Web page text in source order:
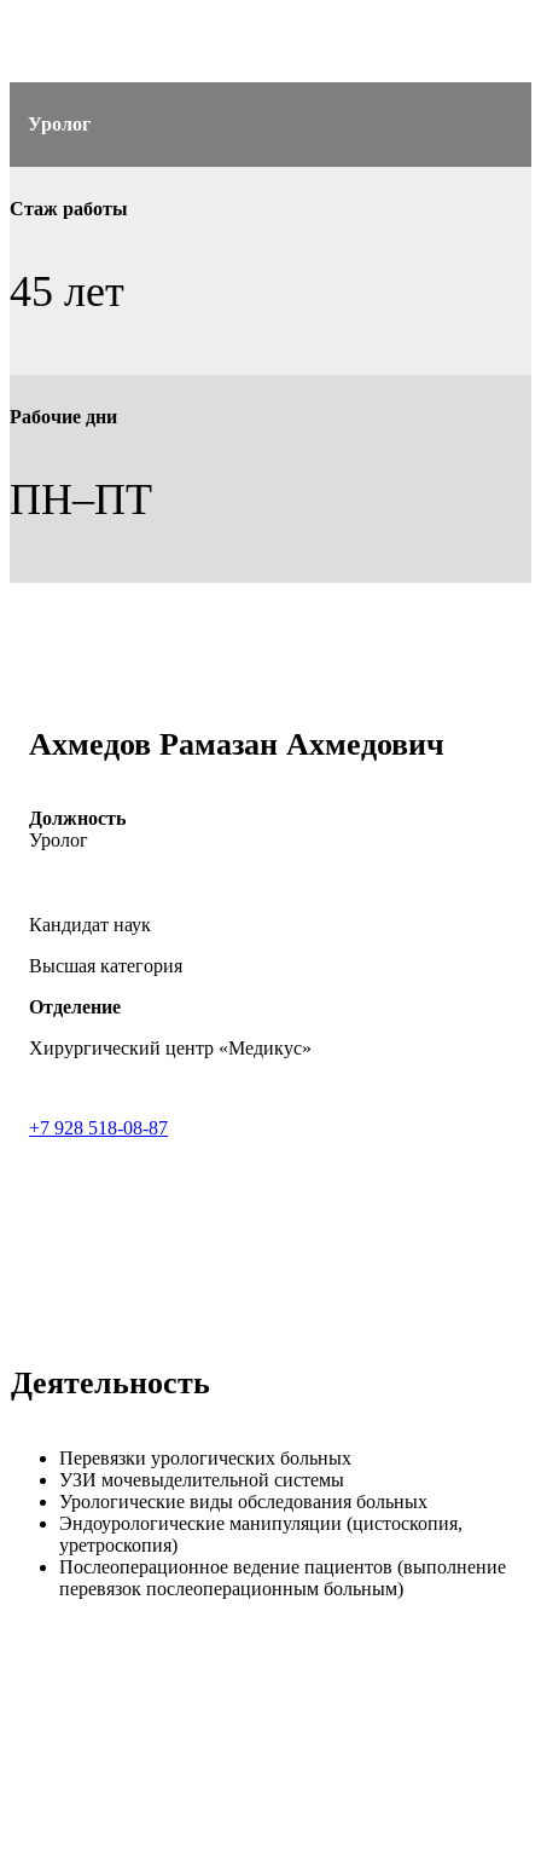
Уролог
Стаж работы
45 лет
Рабочие дни
ПН–ПТ
Ахмедов Рамазан Ахмедович
Должность
Уролог
Кандидат наук
Высшая категория
Отделение
Хирургический центр «Медикус»
+7 928 518-08-87
Деятельность
Перевязки урологических больных
УЗИ мочевыделительной системы
Урологические виды обследования больных
Эндоурологические манипуляции (цистоскопия,
уретроскопия)
Послеоперационное ведение пациентов (выполнение
перевязок послеоперационным больным)